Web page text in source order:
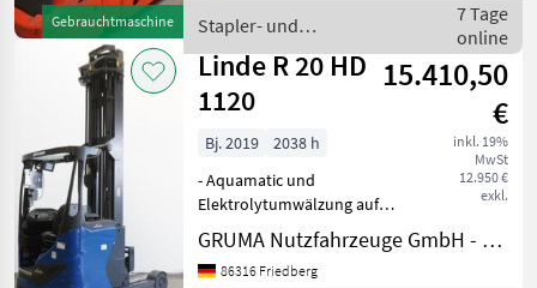
Gebrauchtmaschine
BlueSpot - Anhängekup
Stapler- und
Lagertechnik / Linde
7 Tage
online
Linde R 20 HD
1120
15.410,50
€
inkl. 19%
MwSt
12.950 €
exkl.
Bj. 2019
2038 h
- Aquamatic und
Elektrolytumwälzung auf
Batterie - Fahrzeugstecker
MRC 160A - seitlicher
Batteriewechsel mit Rollen
GRUMA Nutzfahrzeuge GmbH - Staplertechnik
86316 Friedberg